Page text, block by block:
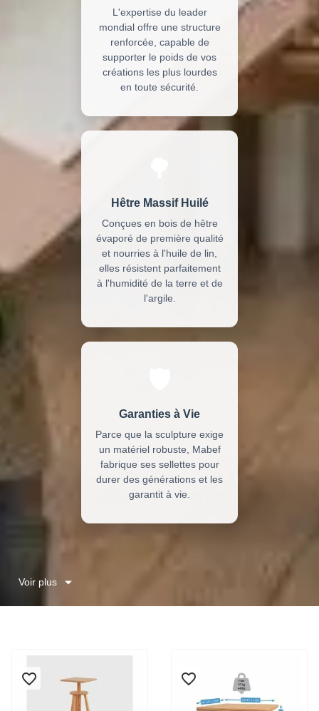
L'expertise du leader
mondial offre une structure
renforcée, capable de
supporter le poids de vos
créations les plus lourdes
en toute sécurité.
Hêtre Massif Huilé
Conçues en bois de hêtre
évaporé de première qualité
et nourries à l'huile de lin,
elles résistent parfaitement
à l'humidité de la terre et de
l'argile.
Garanties à Vie
Parce que la sculpture exige
un matériel robuste, Mabef
fabrique ses sellettes pour
durer des générations et les
garantit à vie.
Voir plus
favorite_border favorite_border